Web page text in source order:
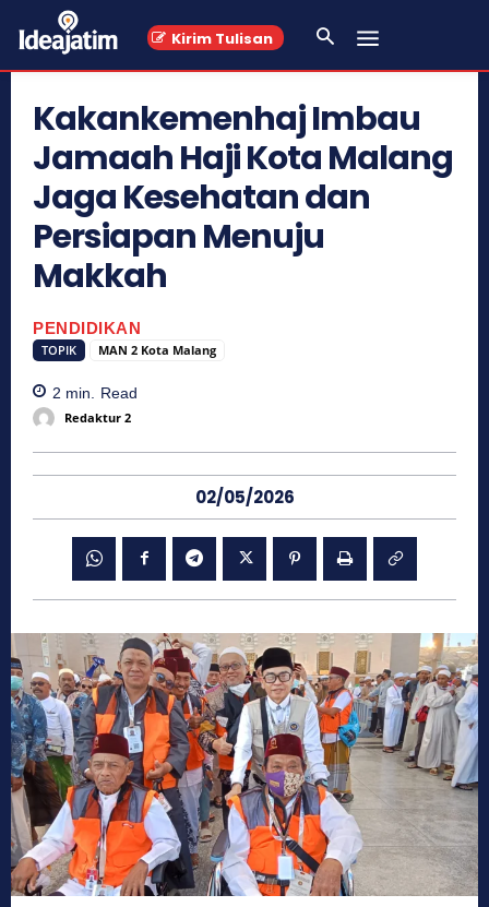
Kirim Tulisan
Kakankemenhaj Imbau
Jamaah Haji Kota Malang
Jaga Kesehatan dan
Persiapan Menuju
Makkah
PENDIDIKAN
TOPIK MAN 2 Kota Malang
2 min. Read
Redaktur 2
02/05/2026